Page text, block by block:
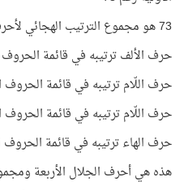
73 هو مجموع الترتيب الهجائي لأحرف اسم الله..
حرف الألف ترتيبه في قائمة الحروف
حرف اللّام ترتيبه في قائمة الحروف
حرف اللّام ترتيبه في قائمة الحروف
حرف الهاء ترتيبه في قائمة الحروف
هذه هي أحرف الجلال الأربعة ومجموع